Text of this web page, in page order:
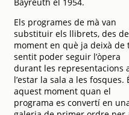
Els programes de mà van
substituir els llibrets, des
moment en què ja deixà de
sentit poder seguir l’òpera
durant les representacions
l’estar la sala a les fosques.
aquest moment quan el
programa es convertí en